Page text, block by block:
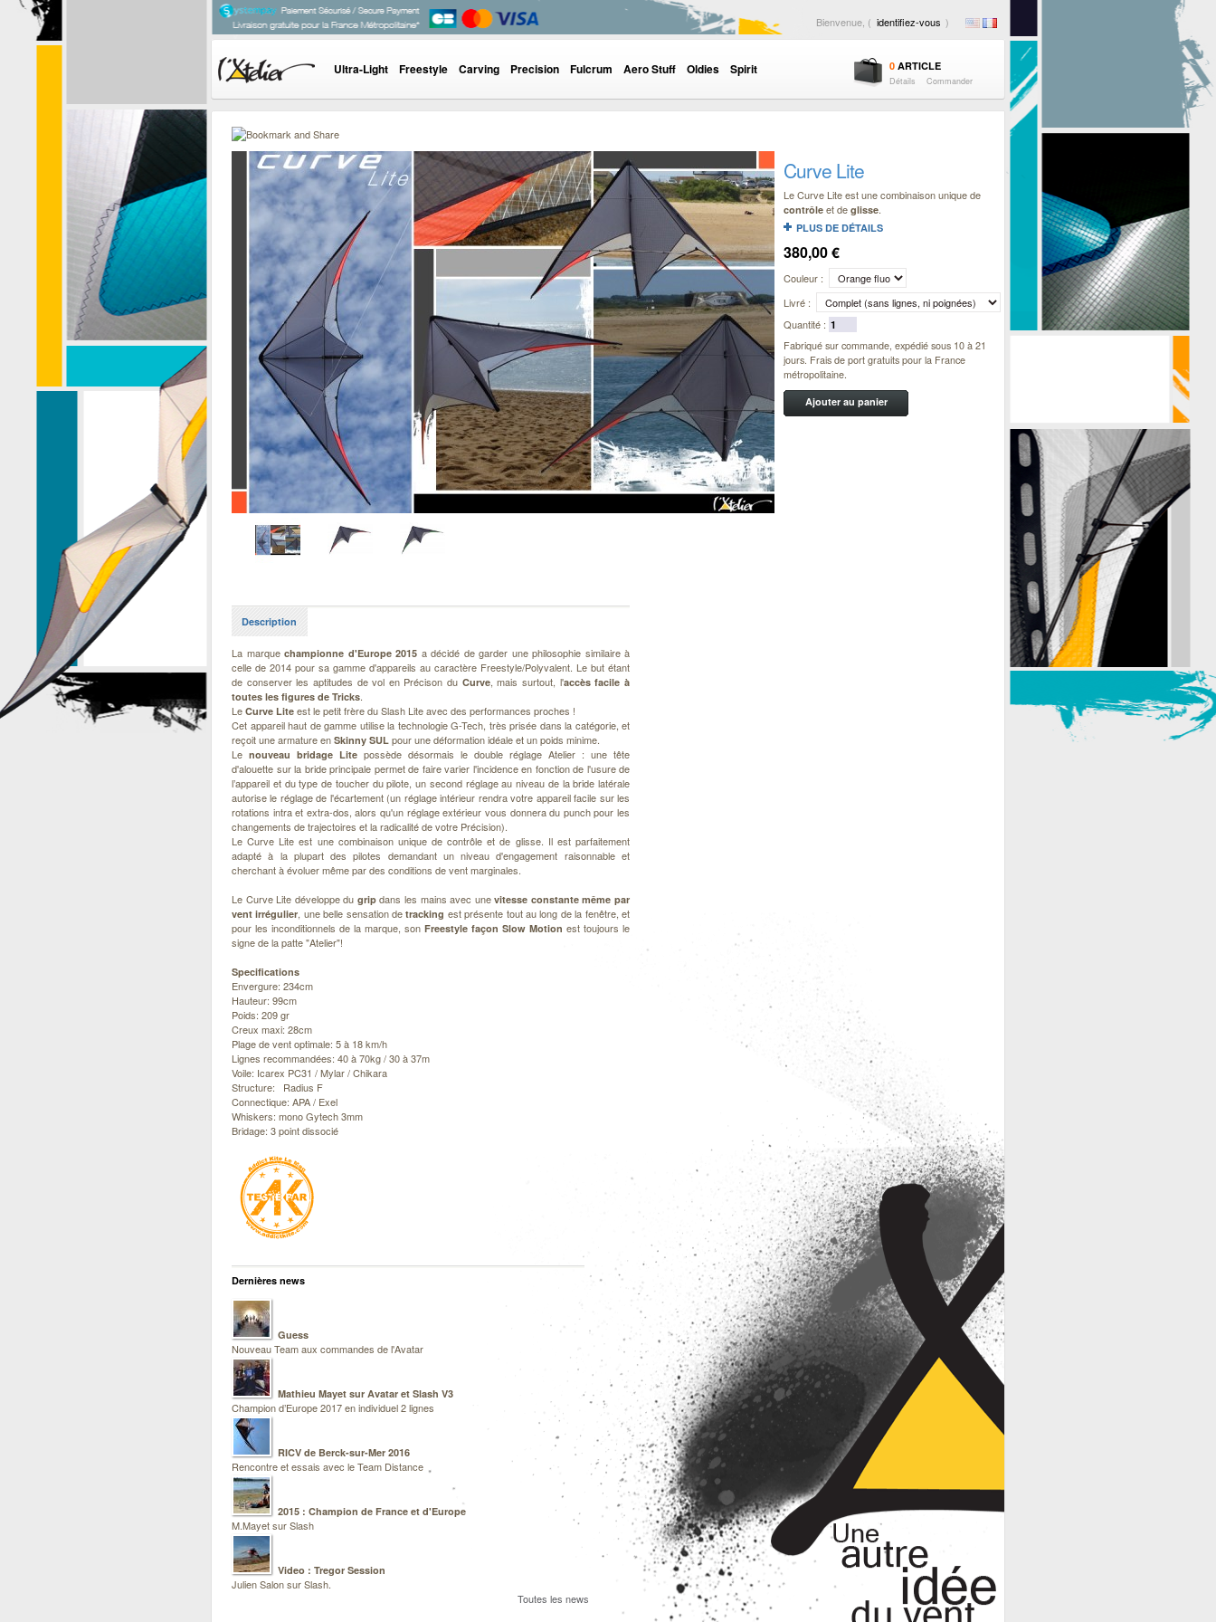
Bienvenue, ( identifiez-vous )
0 ARTICLE
Détails Commander
Ultra-Light Freestyle Carving Precision Fulcrum Aero Stuff Oldies Spirit
Curve Lite
Le Curve Lite est une combinaison unique de
contrôle et de glisse.
PLUS DE DÉTAILS
380,00 €
Couleur :
Livré :
Quantité :
Fabriqué sur commande, expédié sous 10 à 21
jours. Frais de port gratuits pour la France
métropolitaine.
Description
La marque championne d'Europe 2015 a décidé de garder une philosophie similaire à
celle de 2014 pour sa gamme d'appareils au caractère Freestyle/Polyvalent. Le but étant
de conserver les aptitudes de vol en Précison du Curve, mais surtout, l'accès facile à
toutes les figures de Tricks.
Le Curve Lite est le petit frère du Slash Lite avec des performances proches !
Cet appareil haut de gamme utilise la technologie G-Tech, très prisée dans la catégorie, et
reçoit une armature en Skinny SUL pour une déformation idéale et un poids minime.
Le nouveau bridage Lite possède désormais le double réglage Atelier : une tête
d'alouette sur la bride principale permet de faire varier l'incidence en fonction de l'usure de
l’appareil et du type de toucher du pilote, un second réglage au niveau de la bride latérale
autorise le réglage de l'écartement (un réglage intérieur rendra votre appareil facile sur les
rotations intra et extra-dos, alors qu'un réglage extérieur vous donnera du punch pour les
changements de trajectoires et la radicalité de votre Précision).
Le Curve Lite est une combinaison unique de contrôle et de glisse. Il est parfaitement
adapté à la plupart des pilotes demandant un niveau d'engagement raisonnable et
cherchant à évoluer même par des conditions de vent marginales.
Le Curve Lite développe du gripdans les mains avec unevitesse constante même par
vent irrégulier, une belle sensation detracking est présente tout au long de la fenêtre, et
pour les inconditionnels de la marque, son Freestyle façon Slow Motion est toujours le
signe de la patte "Atelier"!
Specifications
Envergure: 234cm
Hauteur: 99cm
Poids: 209 gr
Creux maxi: 28cm
Plage de vent optimale: 5 à 18 km/h
Lignes recommandées: 40 à 70kg / 30 à 37m
Voile: Icarex PC31 / Mylar / Chikara
Structure: Radius F
Connectique: APA / Exel
Whiskers: mono Gytech 3mm
Bridage: 3 point dissocié
Dernières news
Guess
Nouveau Team aux commandes de l'Avatar
Mathieu Mayet sur Avatar et Slash V3
Champion d’Europe 2017 en individuel 2 lignes
RICV de Berck-sur-Mer 2016
Rencontre et essais avec le Team Distance
2015 : Champion de France et d'Europe
M.Mayet sur Slash
Video : Tregor Session
Julien Salon sur Slash.
Toutes les news